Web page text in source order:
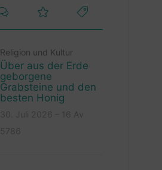
Religion und Kultur
Über aus der Erde
geborgene
Grabsteine und den
besten Honig